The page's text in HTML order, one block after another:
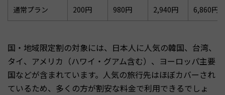
通常プラン 200円 980円 2,940円 6,860円
国・地域限定割の対象には、日本人に人気の韓国、台湾、
タイ、アメリカ（ハワイ・グアム含む）、ヨーロッパ主要
国などが含まれています。人気の旅行先はほぼカバーされ
ているため、多くの方が割安な料金で利用できるでしょ